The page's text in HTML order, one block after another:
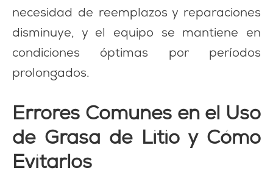
necesidad de reemplazos y reparaciones
disminuye, y el equipo se mantiene en
condiciones óptimas por períodos
prolongados.
Errores Comunes en el Uso
de Grasa de Litio y Cómo
Evitarlos